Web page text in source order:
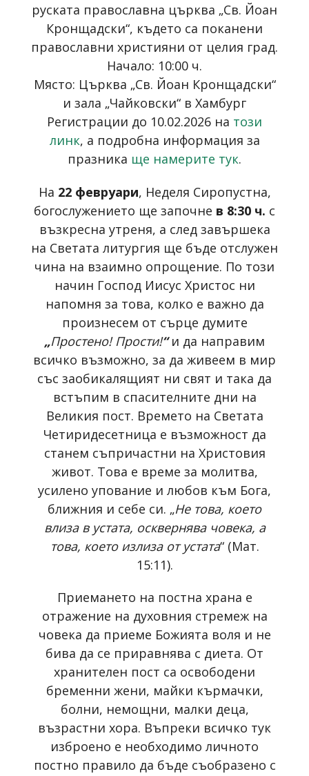
руската православна църква „Св. Йоан
Кронщадски“, където са поканени
православни християни от целия град.
Начало: 10:00 ч.
Място: Църква „Св. Йоан Кронщадски“
и зала „Чайковски“ в Хамбург
Регистрации до 10.02.2026 на този
линк, а подробна информация за
празника ще намерите тук.
На 22 февруари, Неделя Сиропустна,
богослужението ще започне в 8:30 ч. с
възкресна утреня, а след завършека
на Светата литургия ще бъде отслужен
чина на взаимно опрощение. По този
начин Господ Иисус Христос ни
напомня за това, колко е важно да
произнесем от сърце думите
„Простено! Прости!“и да направим
всичко възможно, за да живеем в мир
със заобикалящият ни свят и така да
встъпим в спасителните дни на
Великия пост. Времето на Светата
Четиридесетница е възможност да
станем съпричастни на Христовия
живот. Това е време за молитва,
усилено упование и любов към Бога,
ближния и себе си. „Не това, което
влиза в устата, осквернява човека, а
това, което излиза от устата“ (Мат.
15:11).
Приемането на постна храна е
отражение на духовния стремеж на
човека да приеме Божията воля и не
бива да се приравнява с диета. От
хранителен пост са освободени
бременни жени, майки кърмачки,
болни, немощни, малки деца,
възрастни хора. Въпреки всичко тук
изброено е необходимо личното
постно правило да бъде съобразено с